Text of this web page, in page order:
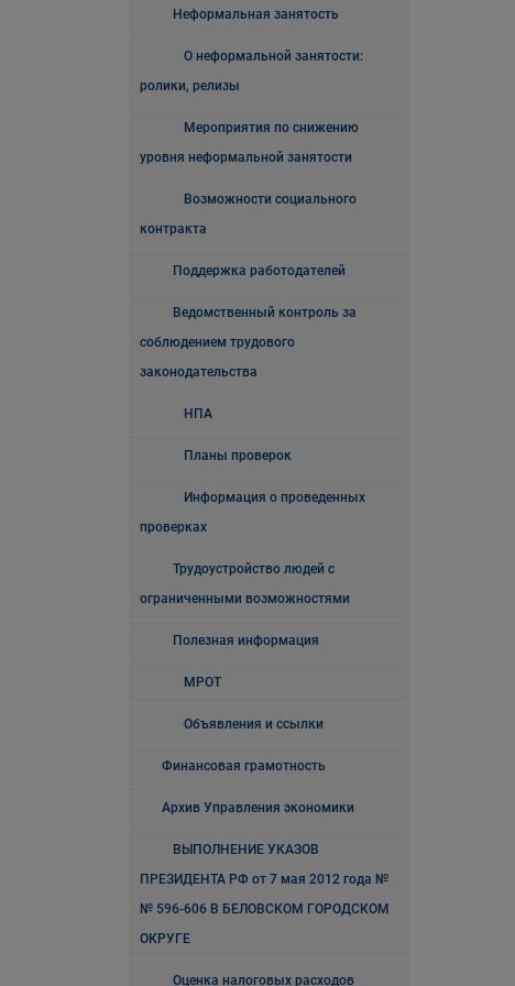
Неформальная занятость
О неформальной занятости:
ролики, релизы
Мероприятия по снижению
уровня неформальной занятости
Возможности социального
контракта
Поддержка работодателей
Ведомственный контроль за
соблюдением трудового
законодательства
НПА
Планы проверок
Информация о проведенных
проверках
Трудоустройство людей с
ограниченными возможностями
Полезная информация
МРОТ
Объявления и ссылки
Финансовая грамотность
Архив Управления экономики
ВЫПОЛНЕНИЕ УКАЗОВ
ПРЕЗИДЕНТА РФ от 7 мая 2012 года №
№ 596-606 В БЕЛОВСКОМ ГОРОДСКОМ
ОКРУГЕ
Оценка налоговых расходов